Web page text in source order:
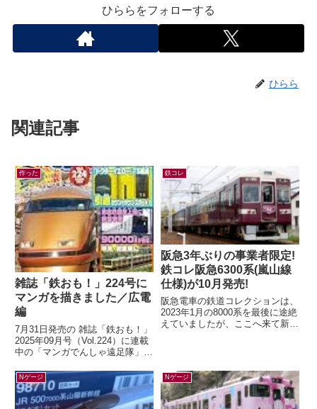
ひららをフォローする
ひらら
関連記事
作った
雑誌「鉄おも！」224号に
マンガを描きました／広電
編
7月31日発売の 雑誌「鉄おも！」
2025年09月号（Vol.224）に連載
中の「マンガでんしゃ遠足隊」最
の路面電車で いくぜ！広...
鉄コレ
阪急3年ぶりの事業者限定!
鉄コレ阪急6300系(嵐山線
仕様)が10月発売!
阪急電車の鉄道コレクションは、
2023年1月の8000系を最後に途絶
えていましたが、ここへ来て新製
Nゲージ Nゲージ